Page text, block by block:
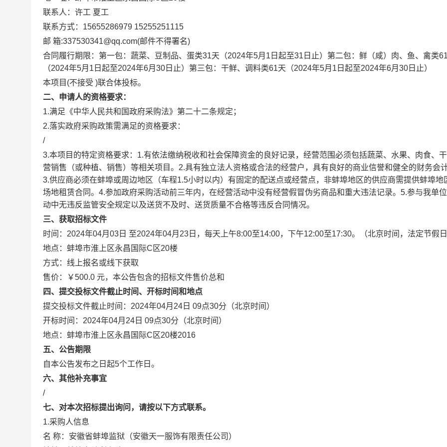
联系人：许工 夏工
联系方式：15655286979 15255251115
邮 箱:337530341@qq.com(邮件不得署名)
合同履行期限：第一包：蔬菜、豆制品、蛋类31天（2024年5月1日起至31日止）第二包：鲜（咸）肉、鱼、禽类
（2024年5月1日起至2024年6月30日止）第三包：干鲜、调料类61天（2024年5月1日起至2024年6月30日止）
本项目(不接受 )联合体投标。
二、申请人的资格要求：
1.满足《中华人民共和国政府采购法》第二十二条规定；
2.落实政府采购政策需满足的资格要求：
/
3.本项目的特定资格要求：1.有依法缴纳税收和社会保障资金的良好记录，经营范围必须包括蔬菜、水果、肉食、
营销售（或种植、销售）等相关项目。2.具有独立法人资格或合法的经营户，具有良好的商业信誉和健全的财务会计
3.供应商必须在蚌埠或周边地区（车程1.5小时以内）有固定的配送点或经营点，非蚌埠地区的供应商需提供蚌埠地
场地租赁合同。4.参加政府采购活动前三年内，在经营活动中没有经营假冒伪劣商品和重大违法记录。5.参与我单
动中无违反监管安全规定以及送货不及时、送货质量不合格等违反合同情况。
三、获取招标文件
时间：2024年04月03日 至2024年04月23日，每天上午8:00至14:00，下午12:00至17:30。（北京时间，法定节假日
地点：蚌埠市淮上区永昌国际C区20楼
方式：线上报名或线下获取
售价：￥500.0 元，本公告包含的招标文件售价总和
四、提交投标文件截止时间、开标时间和地点
提交投标文件截止时间：2024年04月24日 09点30分（北京时间）
开标时间：2024年04月24日 09点30分（北京时间）
地点：蚌埠市淮上区永昌国际C区20楼2016
五、公告期限
自本公告发布之日起5个工作日。
六、其他补充事宜
/
七、对本次招标提出询问，请按以下方式联系。
1.采购人信息
名 称：安徽省蚌埠监狱（安徽天一服饰有限责任公司）